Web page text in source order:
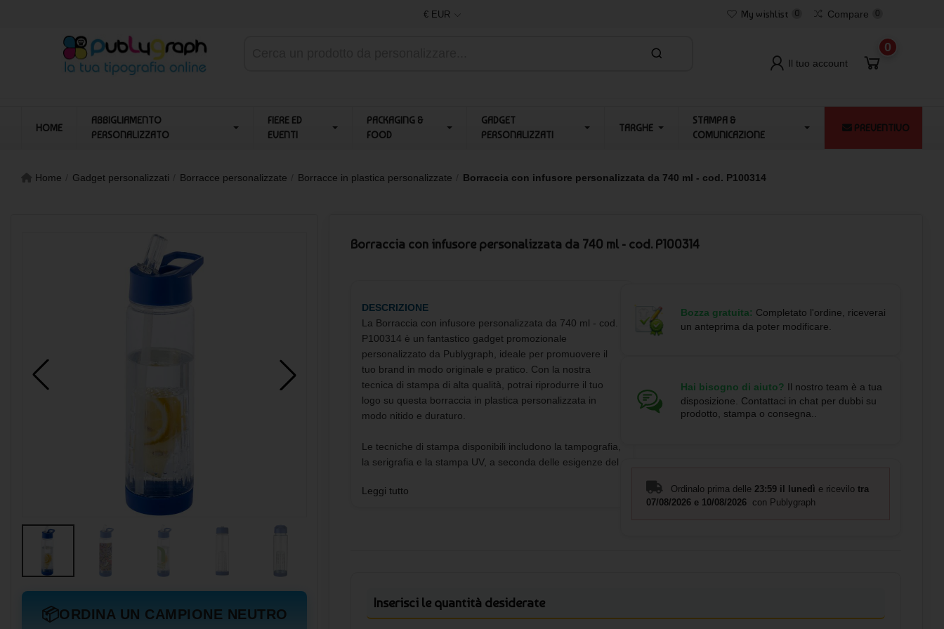
€ EUR My wishlist 0 Compare 0
Il tuo account
0
HOME
ABBIGLIAMENTO
PERSONALIZZATO
FIERE ED
EVENTI
PACKAGING &
FOOD
GADGET
PERSONALIZZATI
TARGHE
STAMPA &
COMUNICAZIONE
PREVENTIVO
Home Gadget personalizzati Borracce personalizzate Borracce in plastica personalizzate Borraccia con infusore personalizzata da 740 ml - cod. P100314
📦ORDINA UN CAMPIONE NEUTRO
Borraccia con infusore personalizzata da 740 ml - cod. P100314
DESCRIZIONE
La Borraccia con infusore personalizzata da 740 ml - cod.
P100314 è un fantastico gadget promozionale
personalizzato da Publygraph, ideale per promuovere il
tuo brand in modo originale e pratico. Con la nostra
tecnica di stampa di alta qualità, potrai riprodurre il tuo
logo su questa borraccia in plastica personalizzata in
modo nitido e duraturo.
Le tecniche di stampa disponibili includono la tampografia,
la serigrafia e la stampa UV, a seconda delle esigenze del
del tuo logo e ricevere un'anteprima da confermare prima
consegna rapida e affidabile. Le dimensioni della borraccia
sono di 25,9 x Ø 7,1 cm, realizzata in materiale Eastman
Leggi tutto
Bozza gratuita: Completato l'ordine, riceverai
un anteprima da poter modificare.
Hai bisogno di aiuto? Il nostro team è a tua
disposizione. Contattaci in chat per dubbi su
prodotto, stampa o consegna..
Ordinalo prima delle 23:59 il lunedì e ricevilo tra
07/08/2026 e 10/08/2026 con Publygraph
Inserisci le quantità desiderate